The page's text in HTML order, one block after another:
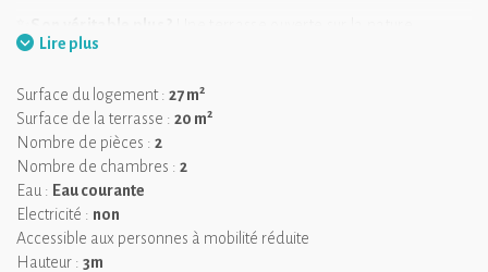
parfaite pour savourer un moment de calme au lever du jour,
Ce lodge atypique séduit par son architecture authentique et ses
grandes ouvertures offrant une vue imprenable sur la nature.
couple ou en famille, grâce à un lit double et deux lits enfants en
mezzanine. Depuis votre lit, laissez-vous envelopper par le
paysage, comme suspendu entre ciel et forêt.
Lire plus
Surface du logement : 27 m2
Surface de la terrasse : 20 m2
Nombre de pièces : 2
Nombre de chambres : 2
Eau : Eau courante
Electricité : non
Accessible aux personnes à mobilité réduite
Hauteur : 3m